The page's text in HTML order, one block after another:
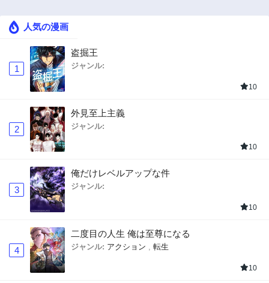
人気の漫画
1
盗掘王
ジャンル:
10
2
外見至上主義
ジャンル:
10
3
俺だけレベルアップな件
ジャンル:
10
4
二度目の人生 俺は至尊になる
ジャンル: アクション , 転生
10